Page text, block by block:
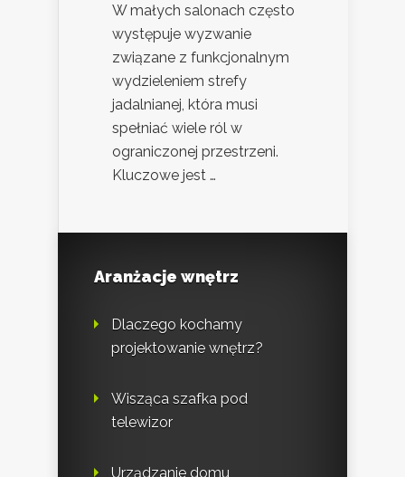
W małych salonach często
występuje wyzwanie
związane z funkcjonalnym
wydzieleniem strefy
jadalnianej, która musi
spełniać wiele ról w
ograniczonej przestrzeni.
Kluczowe jest …
Aranżacje wnętrz
Dlaczego kochamy
projektowanie wnętrz?
Wisząca szafka pod
telewizor
Urządzanie domu